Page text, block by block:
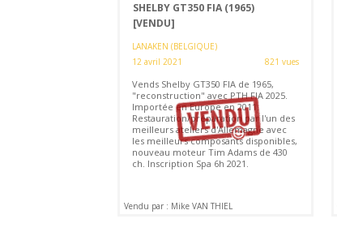
SHELBY GT350 FIA (1965)
[VENDU]
LANAKEN (BELGIQUE)
12 avril 2021
821 vues
Vends Shelby GT350 FIA de 1965,
"reconstruction" avec PTH FIA 2025.
Importée en Europe en 2011.
Restauration/préparation par l'un des
meilleurs ateliers d'Allemagne avec
les meilleurs composants disponibles,
nouveau moteur Tim Adams de 430
ch. Inscription Spa 6h 2021.
Vendu par : Mike VAN THIEL